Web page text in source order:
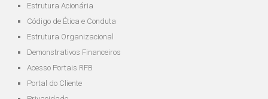
Estrutura Acionária
Código de Ética e Conduta
Estrutura Organizacional
Demonstrativos Financeiros
Acesso Portais RFB
Portal do Cliente